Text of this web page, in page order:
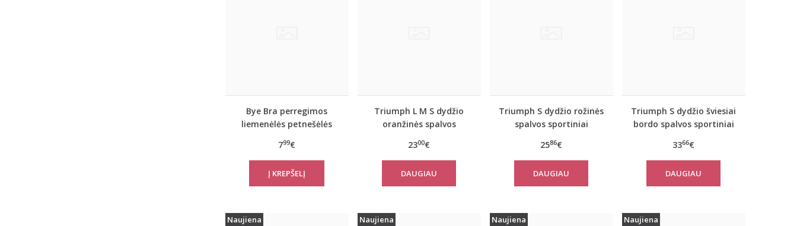
Bye Bra perregimos
liemenėlės petnešėlės
799€
Triumph L M S dydžio
oranžinės spalvos
marškinėliai women
move FLOW LIGHT Tank
Top
2300€
DAUGIAU
Triumph S dydžio rožinės
spalvos sportiniai
women move FLEX Tank
2586€
DAUGIAU
Triumph S dydžio šviesiai
bordo spalvos sportiniai
women move FLOW Tank
Top
3366€
DAUGIAU
Naujiena Naujiena Naujiena Naujiena